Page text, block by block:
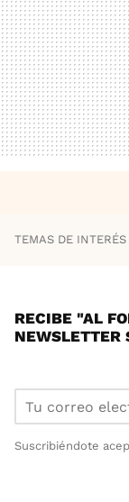
TEMAS DE INTERÉS
RECIBE "AL
NEWSLETTER
Suscribiéndote